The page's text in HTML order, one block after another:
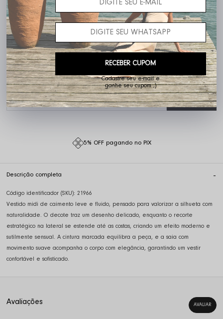
Não sei o meu CEP
5% OFF pagando no PIX
Descrição completa
Código identificador (SKU): 21966
Vestido midi de caimento leve e fluido, pensado para valorizar a silhueta com
naturalidade. O decote traz um desenho delicado, enquanto o recorte
estratégico na lateral se estende até as costas, criando um efeito moderno e
sutilmente sensual. A cintura marcada equilibra a peça, e a saia com
movimento suave acompanha o corpo com elegância, garantindo um vestir
confortável e sofisticado.
Cadastre seu e-mail e
ganhe seu cupom ;)
RECEBER CUPOM